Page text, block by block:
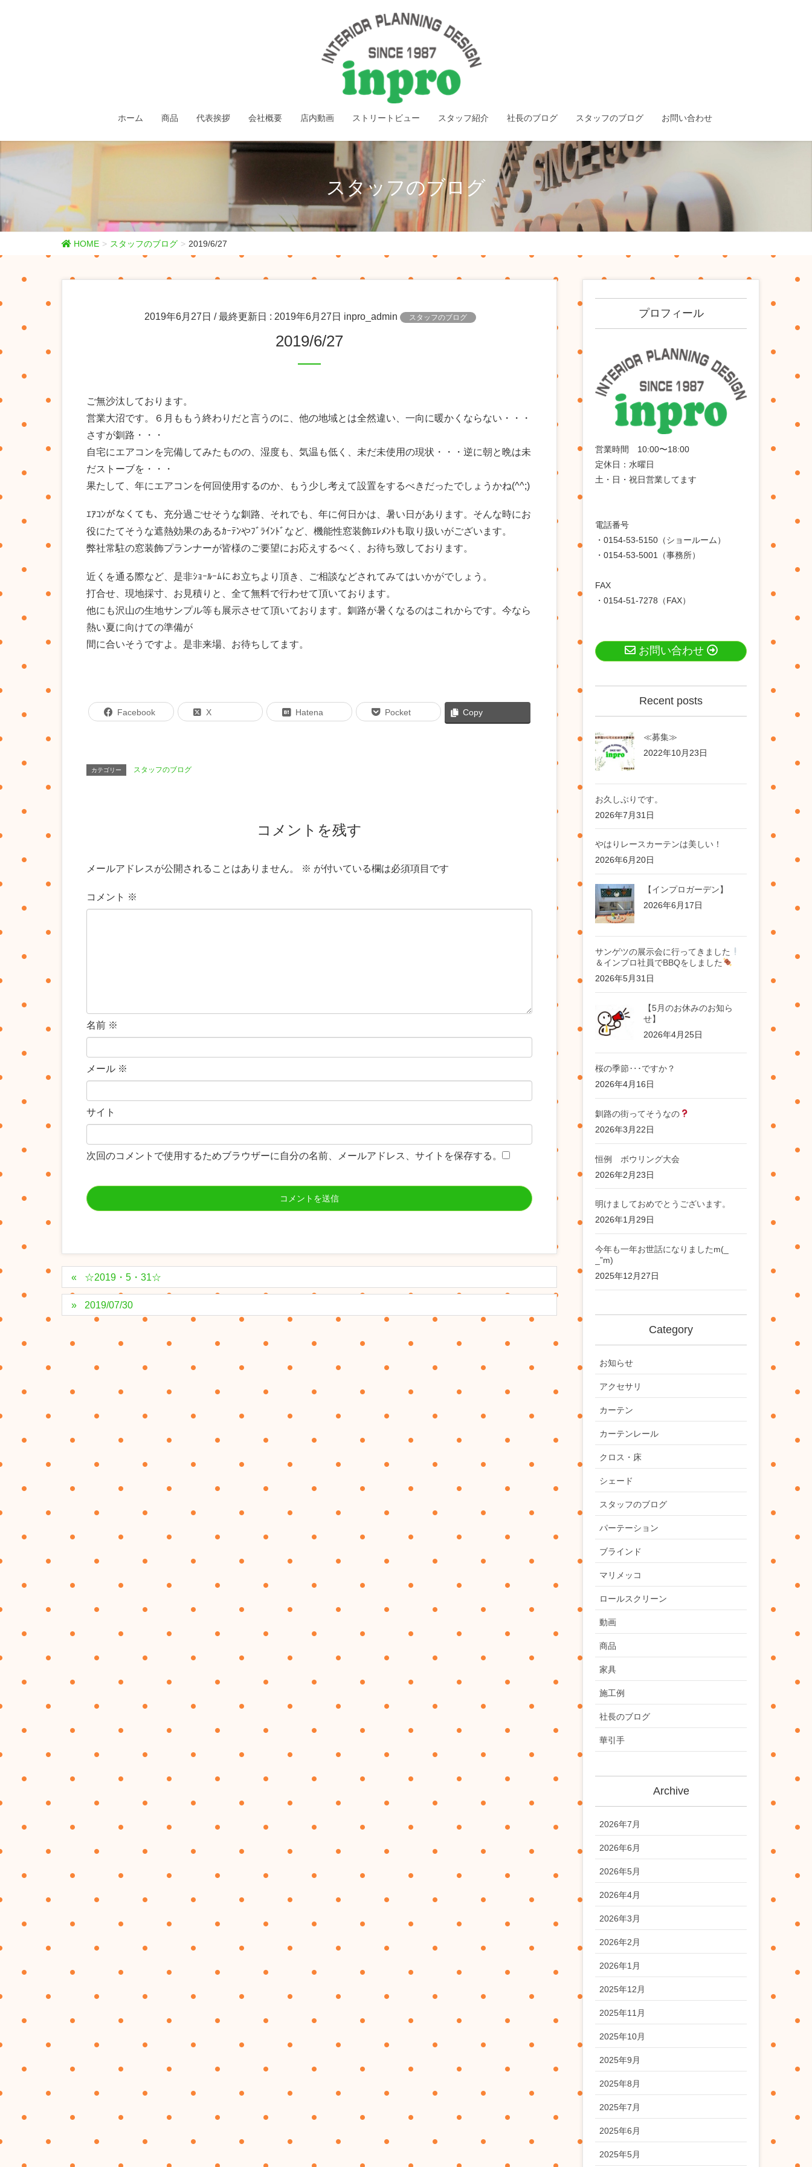
ホーム 商品 代表挨拶 会社概要 店内動画 ストリートビュー スタッフ紹介 社長のブログ スタッフのブログ お問い合わせ
スタッフのブログ
HOME スタッフのブログ 2019/6/27
2019年6月27日 / 最終更新日 : 2019年6月27日 inpro_admin スタッフのブログ
2019/6/27
ご無沙汰しております。
営業大沼です。６月ももう終わりだと言うのに、他の地域とは全然違い、一向に暖かくならない・・・
さすが釧路・・・
自宅にエアコンを完備してみたものの、湿度も、気温も低く、未だ未使用の現状・・・逆に朝と晩は未
だストーブを・・・
果たして、年にエアコンを何回使用するのか、もう少し考えて設置をするべきだったでしょうかね(^^;)
ｴｱｺﾝがなくても、充分過ごせそうな釧路、それでも、年に何日かは、暑い日があります。そんな時にお
役にたてそうな遮熱効果のあるｶｰﾃﾝやﾌﾞﾗｲﾝﾄﾞなど、機能性窓装飾ｴﾚﾒﾝﾄも取り扱いがございます。
弊社常駐の窓装飾プランナーが皆様のご要望にお応えするべく、お待ち致しております。
近くを通る際など、是非ｼｮｰﾙｰﾑにお立ちより頂き、ご相談などされてみてはいかがでしょう。
打合せ、現地採寸、お見積りと、全て無料で行わせて頂いております。
他にも沢山の生地サンプル等も展示させて頂いております。釧路が暑くなるのはこれからです。今なら
熱い夏に向けての準備が
間に合いそうですよ。是非来場、お待ちしてます。
Facebook X Hatena Pocket Copy
カテゴリー スタッフのブログ
コメントを残す
メールアドレスが公開されることはありません。 ※ が付いている欄は必須項目です
コメント ※
名前 ※
メール ※
サイト
次回のコメントで使用するためブラウザーに自分の名前、メールアドレス、サイトを保存する。
☆2019・5・31☆
2019/07/30
プロフィール
営業時間 10:00〜18:00
定休日：水曜日
土・日・祝日営業してます
電話番号
・0154-53-5150（ショールーム）
・0154-53-5001（事務所）
FAX
・0154-51-7278（FAX）
お問い合わせ
Recent posts
≪募集≫
2022年10月23日
お久しぶりです。
2026年7月31日
やはりレースカーテンは美しい！
2026年6月20日
【インプロガーデン】
2026年6月17日
サンゲツの展示会に行ってきました
＆インプロ社員でBBQをしました
2026年5月31日
【5月のお休みのお知ら
せ】
2026年4月25日
桜の季節‥･ですか？
2026年4月16日
釧路の街ってそうなの
2026年3月22日
恒例 ボウリング大会
2026年2月23日
明けましておめでとうございます。
2026年1月29日
今年も一年お世話になりましたm(_
_”m)
2025年12月27日
Category
お知らせ
アクセサリ
カーテン
カーテンレール
クロス・床
シェード
スタッフのブログ
パーテーション
ブラインド
マリメッコ
ロールスクリーン
動画
商品
家具
施工例
社長のブログ
華引手
Archive
2026年7月
2026年6月
2026年5月
2026年4月
2026年3月
2026年2月
2026年1月
2025年12月
2025年11月
2025年10月
2025年9月
2025年8月
2025年7月
2025年6月
2025年5月